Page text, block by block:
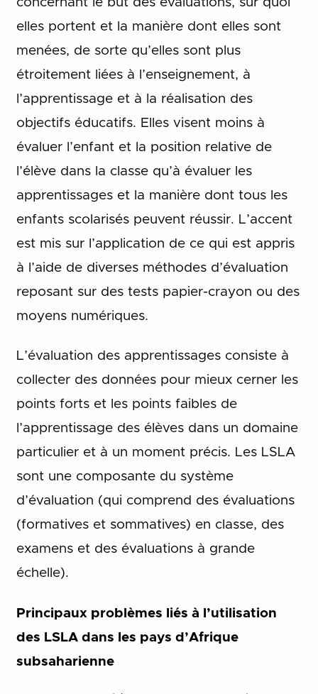
elles portent et la manière dont elles sont
menées, de sorte qu’elles sont plus
étroitement liées à l’enseignement, à
l’apprentissage et à la réalisation des
objectifs éducatifs. Elles visent moins à
évaluer l’enfant et la position relative de
l’élève dans la classe qu’à évaluer les
apprentissages et la manière dont tous les
enfants scolarisés peuvent réussir. L’accent
est mis sur l’application de ce qui est appris
à l’aide de diverses méthodes d’évaluation
reposant sur des tests papier-crayon ou des
moyens numériques.
L’évaluation des apprentissages consiste à
collecter des données pour mieux cerner les
points forts et les points faibles de
l’apprentissage des élèves dans un domaine
particulier et à un moment précis. Les LSLA
sont une composante du système
d’évaluation (qui comprend des évaluations
(formatives et sommatives) en classe, des
examens et des évaluations à grande
échelle).
Principaux problèmes liés à l’utilisation
des LSLA dans les pays d’Afrique
subsaharienne